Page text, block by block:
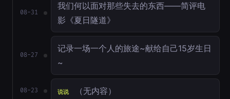
08-31
我们何以面对那些失去的东西——简评电
影《夏日隧道》
08-27
记录一场一个人的旅途~献给自己15岁生日
~
08-23 说说 （无内容）